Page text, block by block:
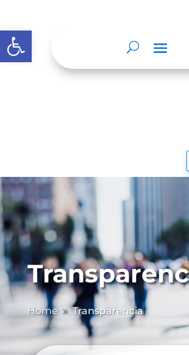
Abrir barra de herramientas
Home 9 Transparencia